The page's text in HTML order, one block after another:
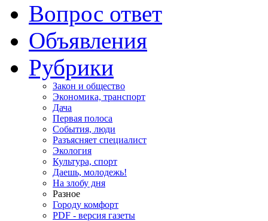
Вопрос ответ
Объявления
Рубрики
Закон и общество
Экономика, транспорт
Дача
Первая полоса
События, люди
Разъясняет специалист
Экология
Культура, спорт
Даешь, молодежь!
На злобу дня
Разное
Городу комфорт
PDF - версия газеты